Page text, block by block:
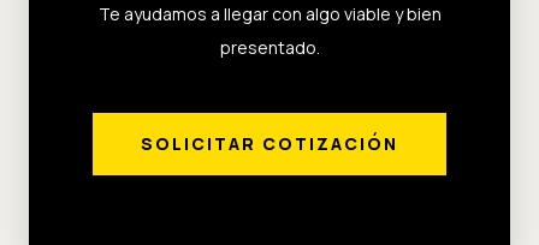
Te ayudamos a llegar con algo viable y bien
presentado.
SOLICITAR COTIZACIÓN